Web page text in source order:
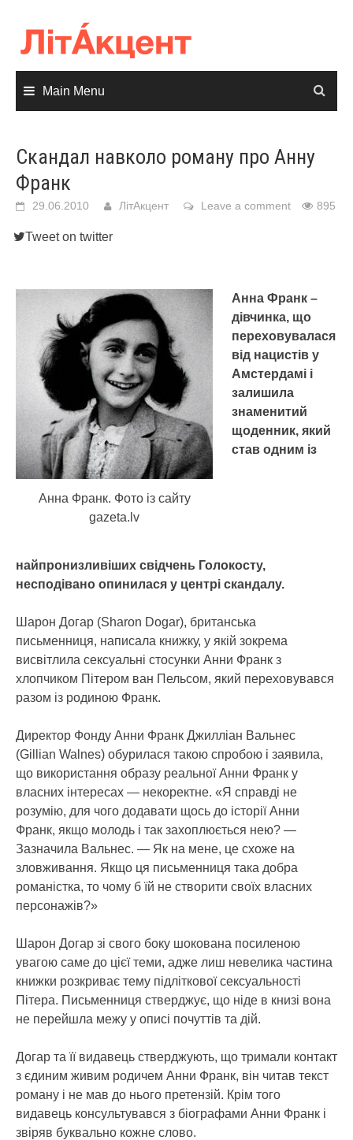
content
Main Menu
Скандал навколо роману про Анну
Франк
29.06.2010 ЛітАкцент Leave a comment 895
Tweet on twitter
Анна Франк. Фото із сайту
gazeta.lv
Анна Франк –
дівчинка, що
переховувалася
від нацистів у
Амстердамі і
залишила
знаменитий
щоденник, який
став одним із
найпронизливіших свідчень Голокосту,
несподівано опинилася у центрі скандалу.
Шарон Догар (Sharon Dogar), британська
письменниця, написала книжку, у якій зокрема
висвітлила сексуальні стосунки Анни Франк з
хлопчиком Пітером ван Пельсом, який переховувався
разом із родиною Франк.
Директор Фонду Анни Франк Джилліан Вальнес
(Gillian Walnes) обурилася такою спробою і заявила,
що використання образу реальної Анни Франк у
власних інтересах — некоректне. «Я справді не
розумію, для чого додавати щось до історії Анни
Франк, якщо молодь і так захоплюється нею? —
Зазначила Вальнес. — Як на мене, це схоже на
зловживання. Якщо ця письменниця така добра
романістка, то чому б їй не створити своїх власних
персонажів?»
Шарон Догар зі свого боку шокована посиленою
увагою саме до цієї теми, адже лиш невелика частина
книжки розкриває тему підліткової сексуальності
Пітера. Письменниця стверджує, що ніде в книзі вона
не перейшла межу у описі почуттів та дій.
Догар та її видавець стверджують, що тримали контакт
з єдиним живим родичем Анни Франк, він читав текст
роману і не мав до нього претензій. Крім того
видавець консультувався з біографами Анни Франк і
звіряв буквально кожне слово.